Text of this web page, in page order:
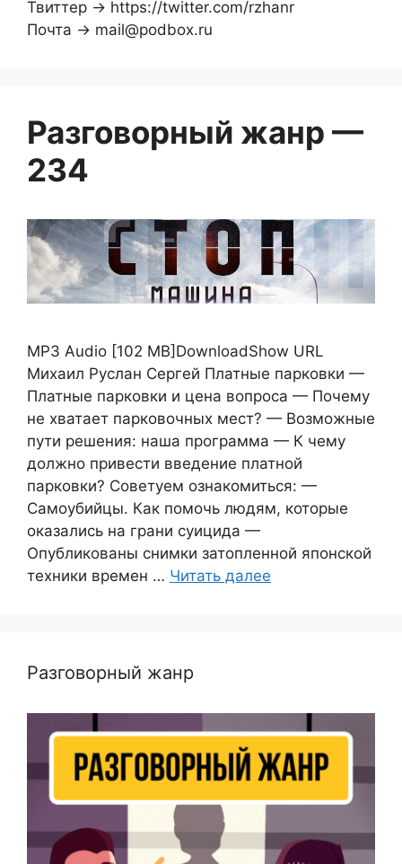
Твиттер → https://twitter.com/rzhanr
Почта → mail@podbox.ru
Разговорный жанр —
234
MP3 Audio [102 MB]DownloadShow URL
Михаил Руслан Сергей Платные парковки —
Платные парковки и цена вопроса — Почему
не хватает парковочных мест? — Возможные
пути решения: наша программа — К чему
должно привести введение платной
парковки? Советуем ознакомиться: —
Самоубийцы. Как помочь людям, которые
оказались на грани суицида —
Опубликованы снимки затопленной японской
техники времен … Читать далее
Разговорный жанр